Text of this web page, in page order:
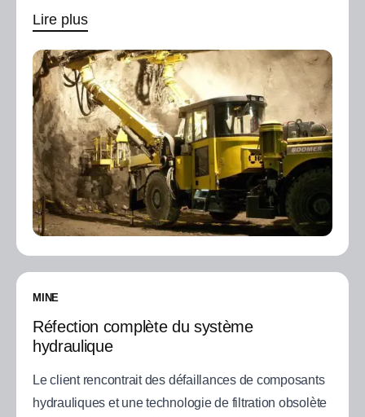
Lire plus
MINE
Réfection complète du système
hydraulique
Le client rencontrait des défaillances de composants
hydrauliques et une technologie de filtration obsolète